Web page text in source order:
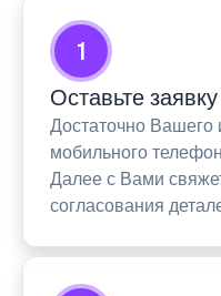
1
Оставьте заявку
Достаточно
мобильного
Далее с Вами
согласования